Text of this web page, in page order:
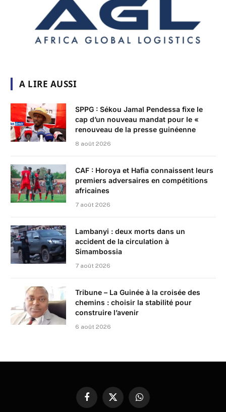
A LIRE AUSSI
SPPG : Sékou Jamal Pendessa fixe le
cap d’un nouveau mandat pour le «
renouveau de la presse guinéenne
8 août 2026
CAF : Horoya et Hafia connaissent leurs
premiers adversaires en compétitions
africaines
7 août 2026
Lambanyi : deux morts dans un
accident de la circulation à
Simambossia
7 août 2026
Tribune – La Guinée à la croisée des
chemins : choisir la stabilité pour
construire l’avenir
6 août 2026
FacebookX
WhatsApp